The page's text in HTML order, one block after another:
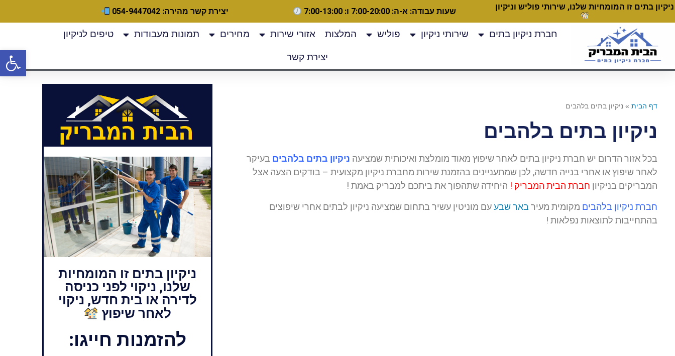
ניקיון בתים זו המומחיות שלנו, שירותי פוליש וניקיון שעות עבודה: א-ה: 7:00-20:00 ו: 7:00-13:00 יצירת קשר מהירה: 054-9447042
חברת ניקיון בתים שירותי ניקיון פוליש המלצות אזורי שירות מחירים תמונות מעבודות טיפים לניקיון
יצירת קשר
דף הבית » ניקיון בתים בלהבים
ניקיון בתים בלהבים
בכל אזור הדרום יש חברת ניקיון בתים לאחר שיפוץ מאוד מומלצת ואיכותית שמציעה ניקיון בתים בלהבים בעיקר
לאחר שיפוץ או אחרי בנייה חדשה, לכן שמתעניינים בהזמנת שירות מחברת ניקיון מקצועית – בודקים הצעה אצל
המבריקים בניקיון חברת הבית המבריק ! היחידה שתהפוך את ביתכם למבריק באמת !
חברת ניקיון בלהבים מקומית מעיר באר שבעעם מוניטין עשיר בתחום שמציעה ניקיון לבתים אחרי שיפוצים
בהתחייבות לתוצאות נפלאות !
ניקיון בתים זו המומחיות
שלנו, ניקוי לפני כניסה
לדירה או בית חדש, ניקוי
לאחר שיפוץ
להזמנות חייגו: